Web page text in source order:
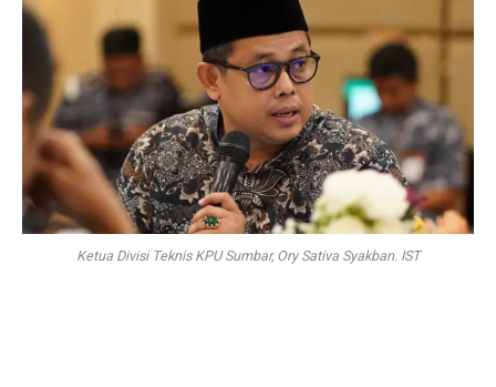
Ketua Divisi Teknis KPU Sumbar, Ory Sativa Syakban. IST